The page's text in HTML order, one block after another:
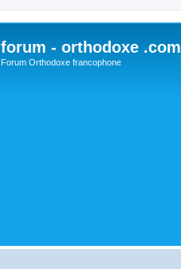
forum - orthodoxe .com
Forum Orthodoxe francophone